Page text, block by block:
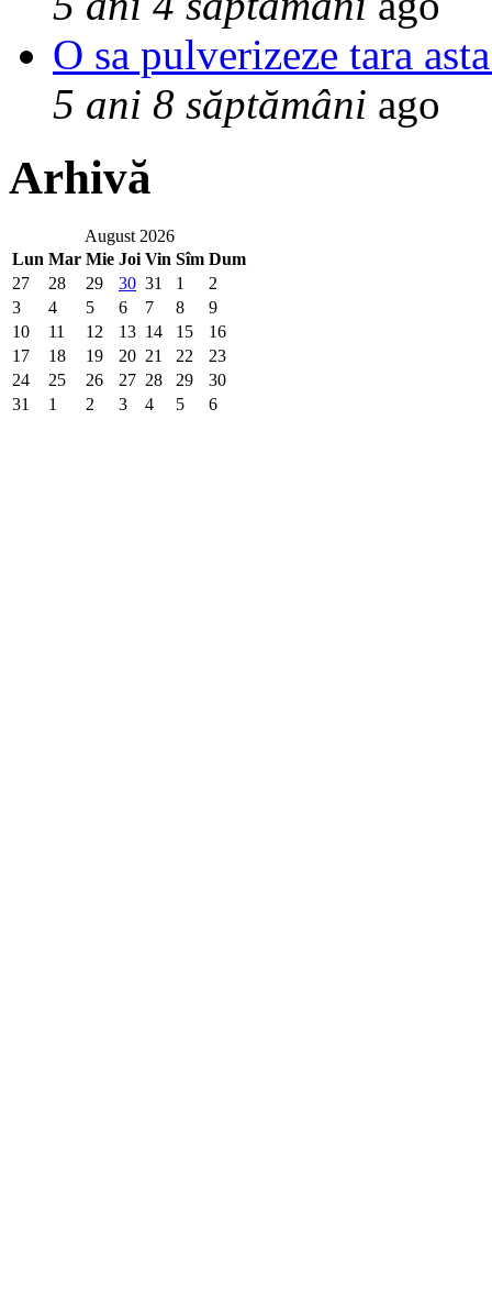
O sa pulverizeze tara
5 ani 8 săptămâni ago
Arhivă
August 2026
Lun Mar Mie Joi Vin Sîm Dum
27
28 29 30 31 1
2
3
4 5 6 7 8
9
10
11 12 13 14 15
16
17
18 19 20 21 22
23
24
25 26 27 28 29
30
31
1 2 3 4 5 6